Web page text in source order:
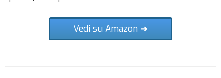
Vedi su Amazon ➜